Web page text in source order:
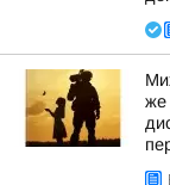
же